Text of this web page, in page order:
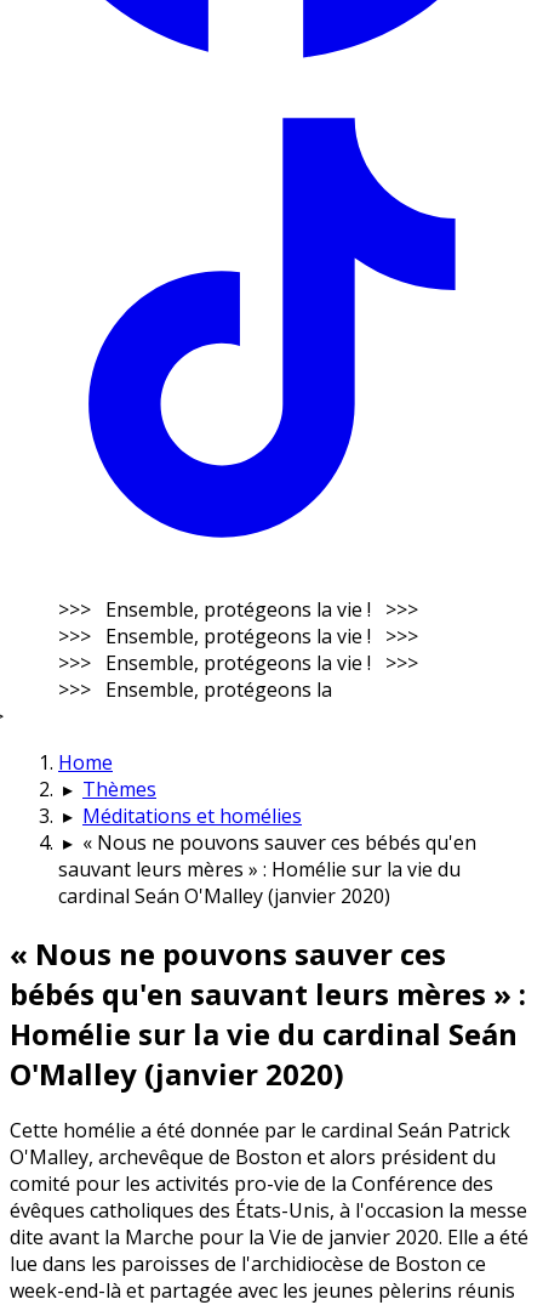
>>> Ensemble, protégeons la vie ! >>>
>>> Ensemble, protégeons la vie ! >>>
>>> Ensemble, protégeons la vie ! >>>
>>> Ensemble, protégeons la
Home
▸ Thèmes
▸ Méditations et homélies
▸ « Nous ne pouvons sauver ces bébés qu'en
sauvant leurs mères » : Homélie sur la vie du
cardinal Seán O'Malley (janvier 2020)
« Nous ne pouvons sauver ces
bébés qu'en sauvant leurs mères » :
Homélie sur la vie du cardinal Seán
O'Malley (janvier 2020)
Cette homélie a été donnée par le cardinal Seán Patrick
O'Malley, archevêque de Boston et alors président du
comité pour les activités pro-vie de la Conférence des
évêques catholiques des États-Unis, à l'occasion la messe
dite avant la Marche pour la Vie de janvier 2020. Elle a été
lue dans les paroisses de l'archidiocèse de Boston ce
week-end-là et partagée avec les jeunes pèlerins réunis